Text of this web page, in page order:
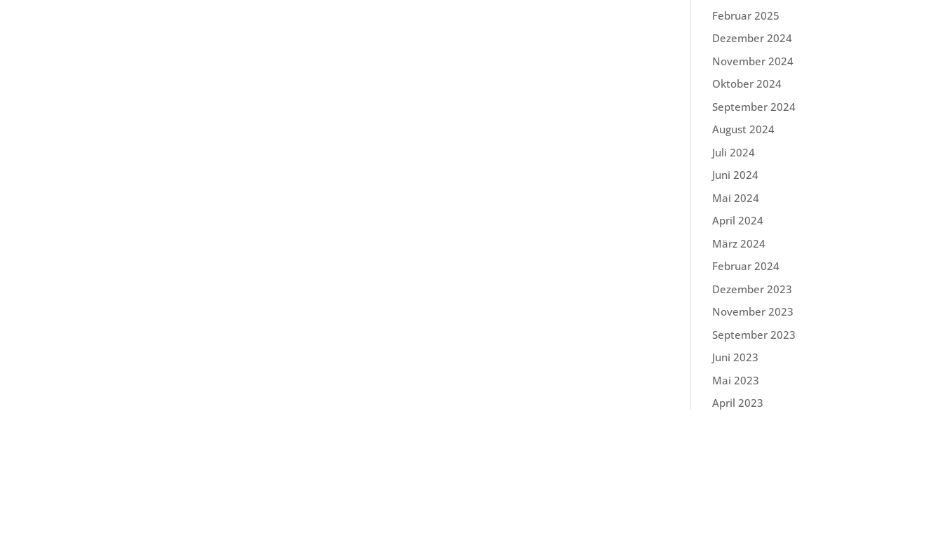
Februar 2025
Dezember 2024
November 2024
Oktober 2024
September 2024
August 2024
Juli 2024
Juni 2024
Mai 2024
April 2024
März 2024
Februar 2024
Dezember 2023
November 2023
September 2023
Juni 2023
Mai 2023
April 2023